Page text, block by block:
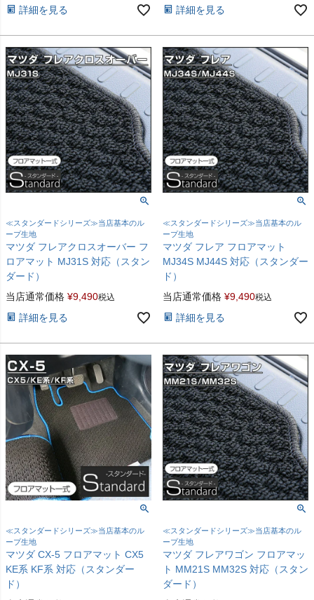
詳細を見る 詳細を見る
≪スタンダードシリーズ≫当店基本のル
ープ生地
マツダ フレアクロスオーバー フ
ロアマット MJ31S 対応（スタン
ダード）
当店通常価格 ¥9,490税込
詳細を見る
≪スタンダードシリーズ≫当店基本のル
ープ生地
マツダ フレア フロアマット
MJ34S MJ44S 対応（スタンダー
ド）
当店通常価格 ¥9,490税込
詳細を見る
≪スタンダードシリーズ≫当店基本のル
ープ生地
マツダ CX-5 フロアマット CX5
KE系 KF系 対応（スタンダー
ド）
≪スタンダードシリーズ≫当店基本のル
ープ生地
マツダ フレアワゴン フロアマッ
ト MM21S MM32S 対応（スタン
ダード）